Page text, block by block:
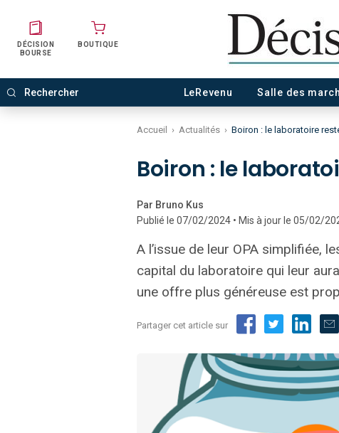
DÉCISION
BOURSE
BOUTIQUE
LeRevenu Salle des
Accueil › Actualités › Boiron : le laboratoire
Boiron : le
Par Bruno Kus
Publié le 07/02/2024 • Mis à jour le 05/02/
A l’issue de leur OPA simplifiée,
capital du laboratoire qui leur
une offre plus généreuse est
Partager cet article sur